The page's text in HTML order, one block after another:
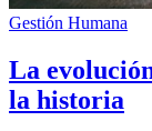
Gestión Humana
La
la historia